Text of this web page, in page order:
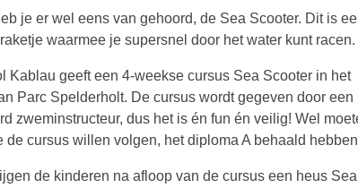
je er wel eens van gehoord, de Sea Scooter. Dit is
waarmee je supersnel door het water kunt racen.
Kablau geeft een 4-weekse cursus Sea Scooter in het
Parc Spelderholt. De cursus wordt gegeven door een
zweminstructeur, dus het is én fun én veilig! Wel
de cursus willen volgen, het diploma A behaald
de kinderen na afloop van de cursus een heus Sea